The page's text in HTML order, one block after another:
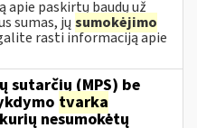
apie paskirtų baudų už
sumas, jų sumokėjimo
rasti informaciją apie
sutarčių (MPS) be
tvarka
nesumokėtų